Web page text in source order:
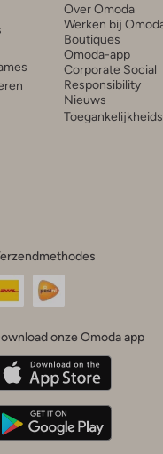
Over Omoda
Werken bij
Boutiques
Omoda-app
Corporate Social
Responsibility
Nieuws
onze Omoda app